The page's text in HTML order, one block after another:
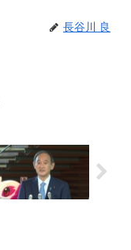
長谷川 良